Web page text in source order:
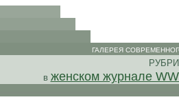
ГАЛЕРЕЯ
в женском журнале